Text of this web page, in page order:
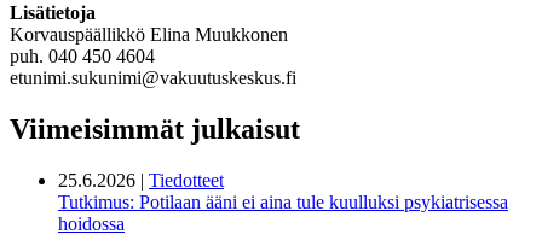
Lisätietoja
Korvauspäällikkö Elina Muukkonen
puh. 040 450 4604
etunimi.sukunimi@vakuutuskeskus.fi
Viimeisimmät julkaisut
25.6.2026 | Tiedotteet
Tutkimus: Potilaan ääni ei aina tule kuulluksi psykiatrisessa
hoidossa